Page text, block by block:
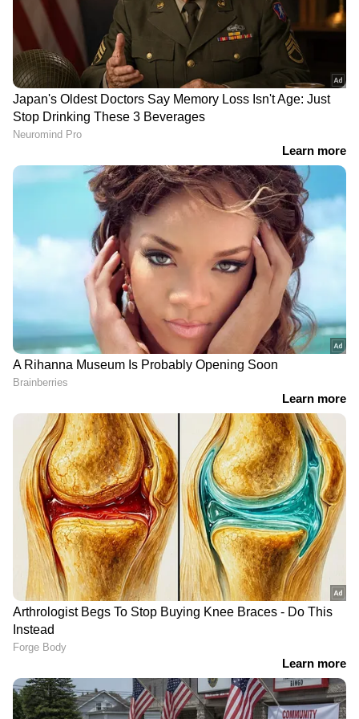
അനധികൃതമായി വിറക് വിൽപന; ഏഴു
പ്രവാസികള്‍ പേര്‍ പിടിയിൽ
DOWNLOAD APP
Pravasi
Malayali Newsലോകവുമായി ബന്ധപ്പെടൂ.
Gulf News in Malayalam
ജീവിതാനുഭവങ്ങളും, അവരുടെ
വിജയകഥകളും വെല്ലുവിളികളുമൊക്കെ —
പ്രവാസലോകത്തിന്റെ സ്പന്ദനം നേരിട്ട്
അനുഭവിക്കാൻAsianet News Malayalam
RECOMMENDED STORIES